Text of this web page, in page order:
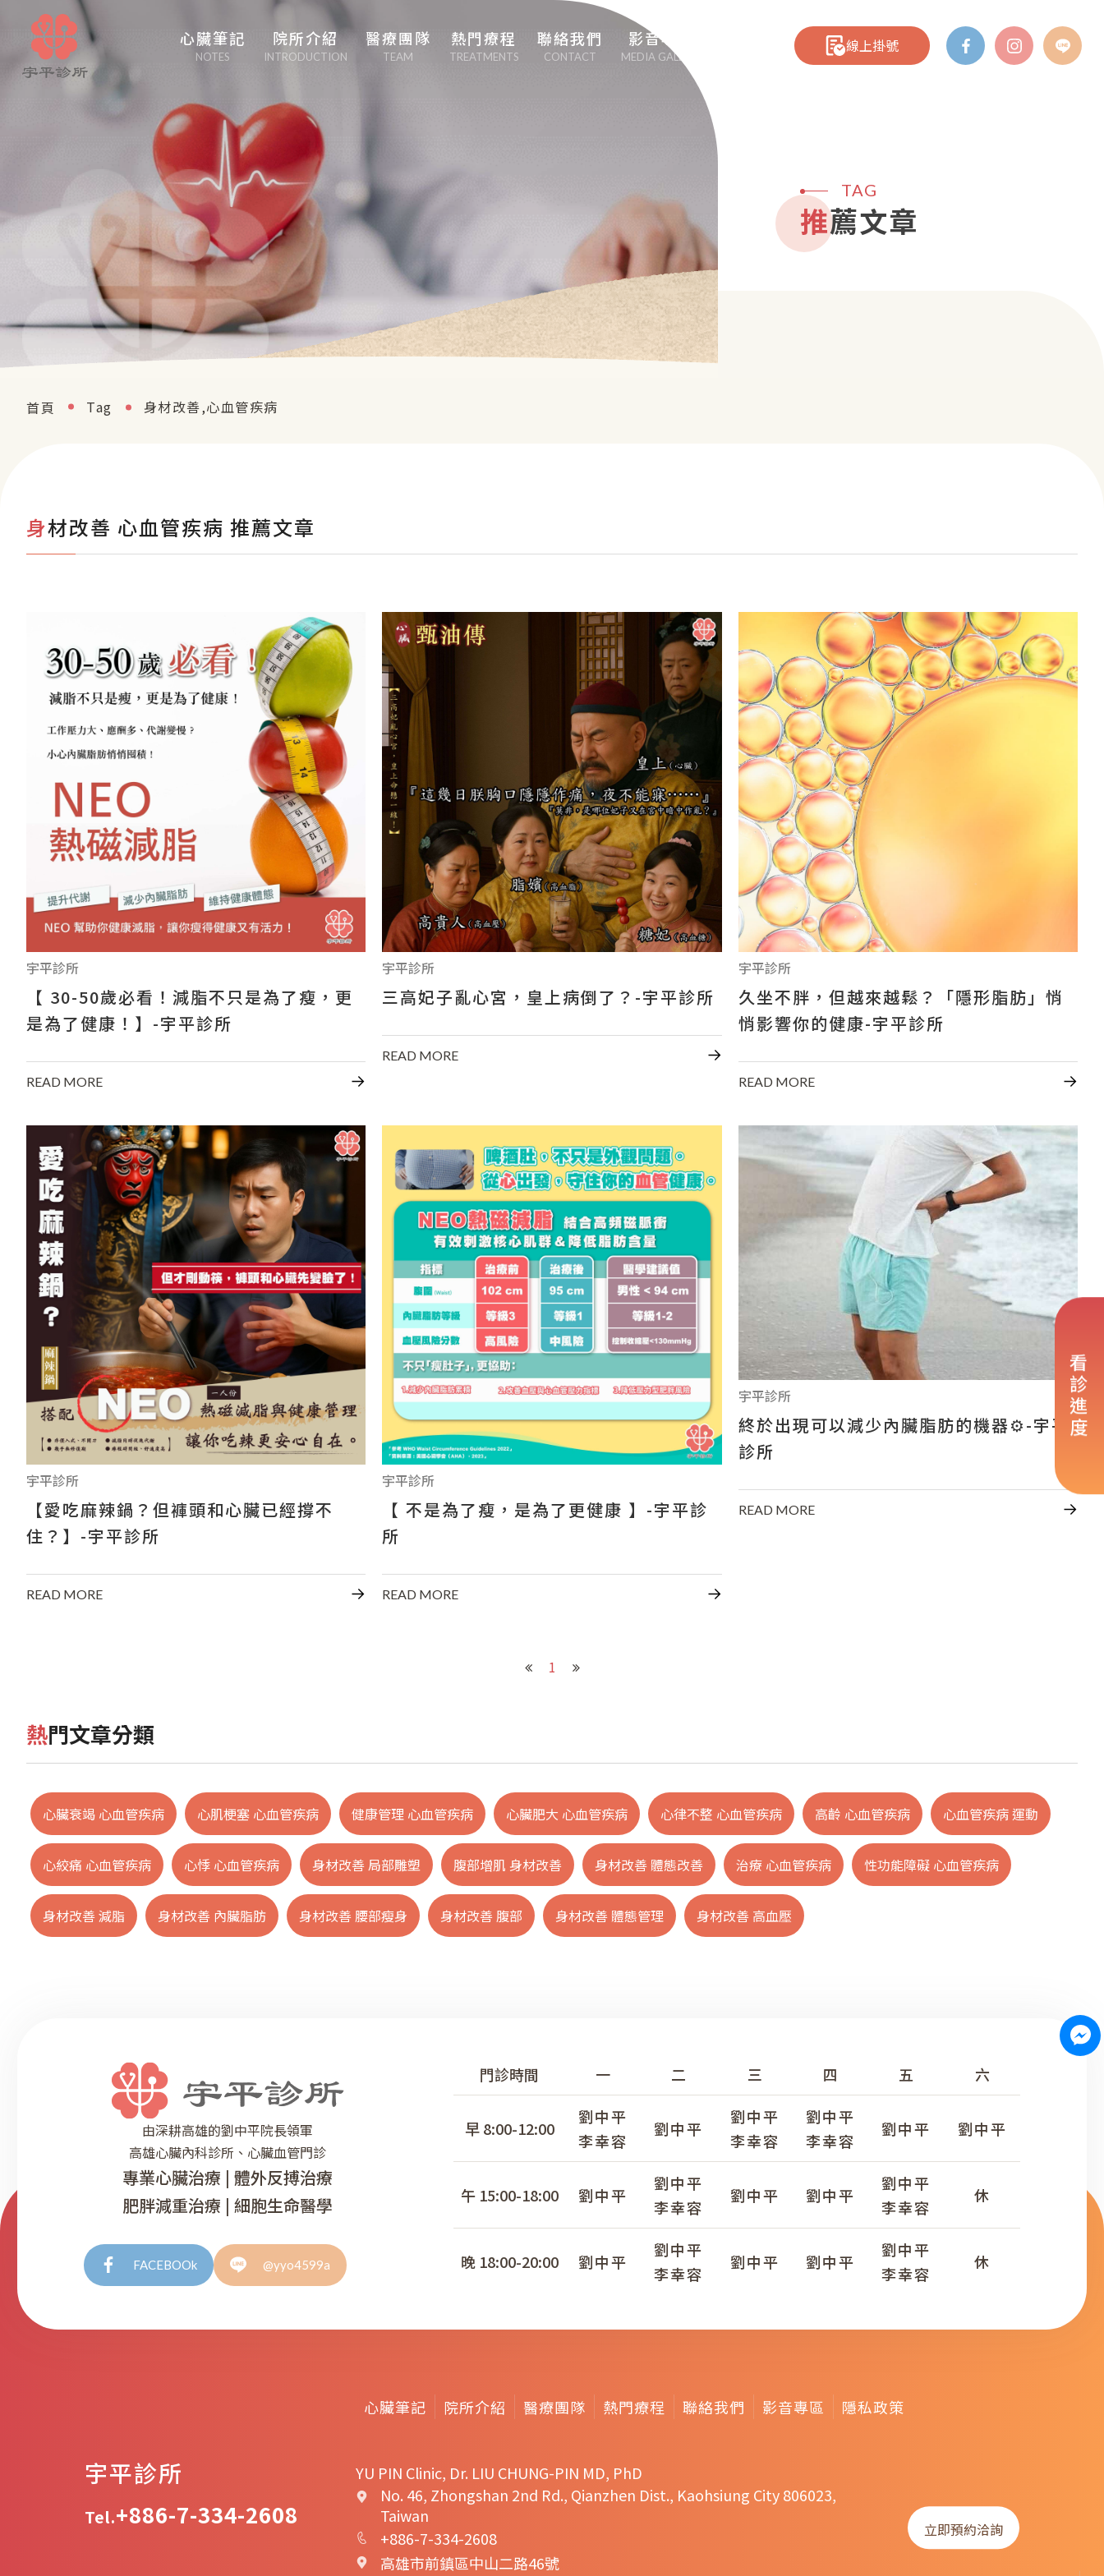
心臟筆記
NOTES
心臟管家
醫學博采
白塔隨筆
心事性事
輕盈人生
口吃大醫生
院所介紹
INTRODUCTION
醫療團隊
TEAM
熱門療程
TREATMENTS
男性健康醫學（性
功能勃起障礙治
聯絡我們
CONTACT
影音專區
MEDIA GALLERY
線上掛號
影音專區
CONTACT US
+886-7-334-2608
高雄市前鎮區中山二路46號
看診進度
TAG
推薦文章
首頁 Tag 身材改善,心血管疾病
身材改善 心血管疾病 推薦文章
宇平診所
【 30-50歲必看！減脂不只是為了瘦，更
是為了健康！】-宇平診所
READ MORE
宇平診所
三高妃子亂心宮，皇上病倒了？-宇平診所
READ MORE
宇平診所
久坐不胖，但越來越鬆？「隱形脂肪」悄
悄影響你的健康-宇平診所
READ MORE
宇平診所
【愛吃麻辣鍋？但褲頭和心臟已經撐不
住？】-宇平診所
READ MORE
宇平診所
【 不是為了瘦，是為了更健康 】-宇平診
所
READ MORE
宇平診所
終於出現可以減少內臟脂肪的機器⚙️-宇平
診所
READ MORE
1
熱門文章分類
心臟衰竭 心血管疾病 心肌梗塞 心血管疾病 健康管理 心血管疾病 心臟肥大 心血管疾病 心律不整 心血管疾病 高齡 心血管疾病 心血管疾病 運動
心絞痛 心血管疾病 心悸 心血管疾病 身材改善 局部雕塑 腹部增肌 身材改善 身材改善 體態改善 治療 心血管疾病 性功能障礙 心血管疾病
身材改善 減脂 身材改善 內臟脂肪 身材改善 腰部瘦身 身材改善 腹部 身材改善 體態管理 身材改善 高血壓
由深耕高雄的劉中平院長領軍
高雄心臟內科診所、心臟血管門診
專業心臟治療 | 體外反搏治療
肥胖減重治療 | 細胞生命醫學
FACEBOOk @yyo4599a
門診時間 一 二 三 四 五 六
早 8:00-12:00
劉中平
李幸容
劉中平
劉中平
李幸容
劉中平
李幸容
劉中平 劉中平
午 15:00-18:00 劉中平
劉中平
李幸容
劉中平 劉中平
劉中平
李幸容
休
晚 18:00-20:00 劉中平
劉中平
李幸容
劉中平 劉中平
劉中平
李幸容
休
宇平診所
Tel.+886-7-334-2608
心臟筆記 院所介紹 醫療團隊 熱門療程 聯絡我們 影音專區 隱私政策
YU PIN Clinic, Dr. LIU CHUNG-PIN MD, PhD
No. 46, Zhongshan 2nd Rd., Qianzhen Dist., Kaohsiung City 806023,
Taiwan
+886-7-334-2608
高雄市前鎮區中山二路46號
立即預約洽詢